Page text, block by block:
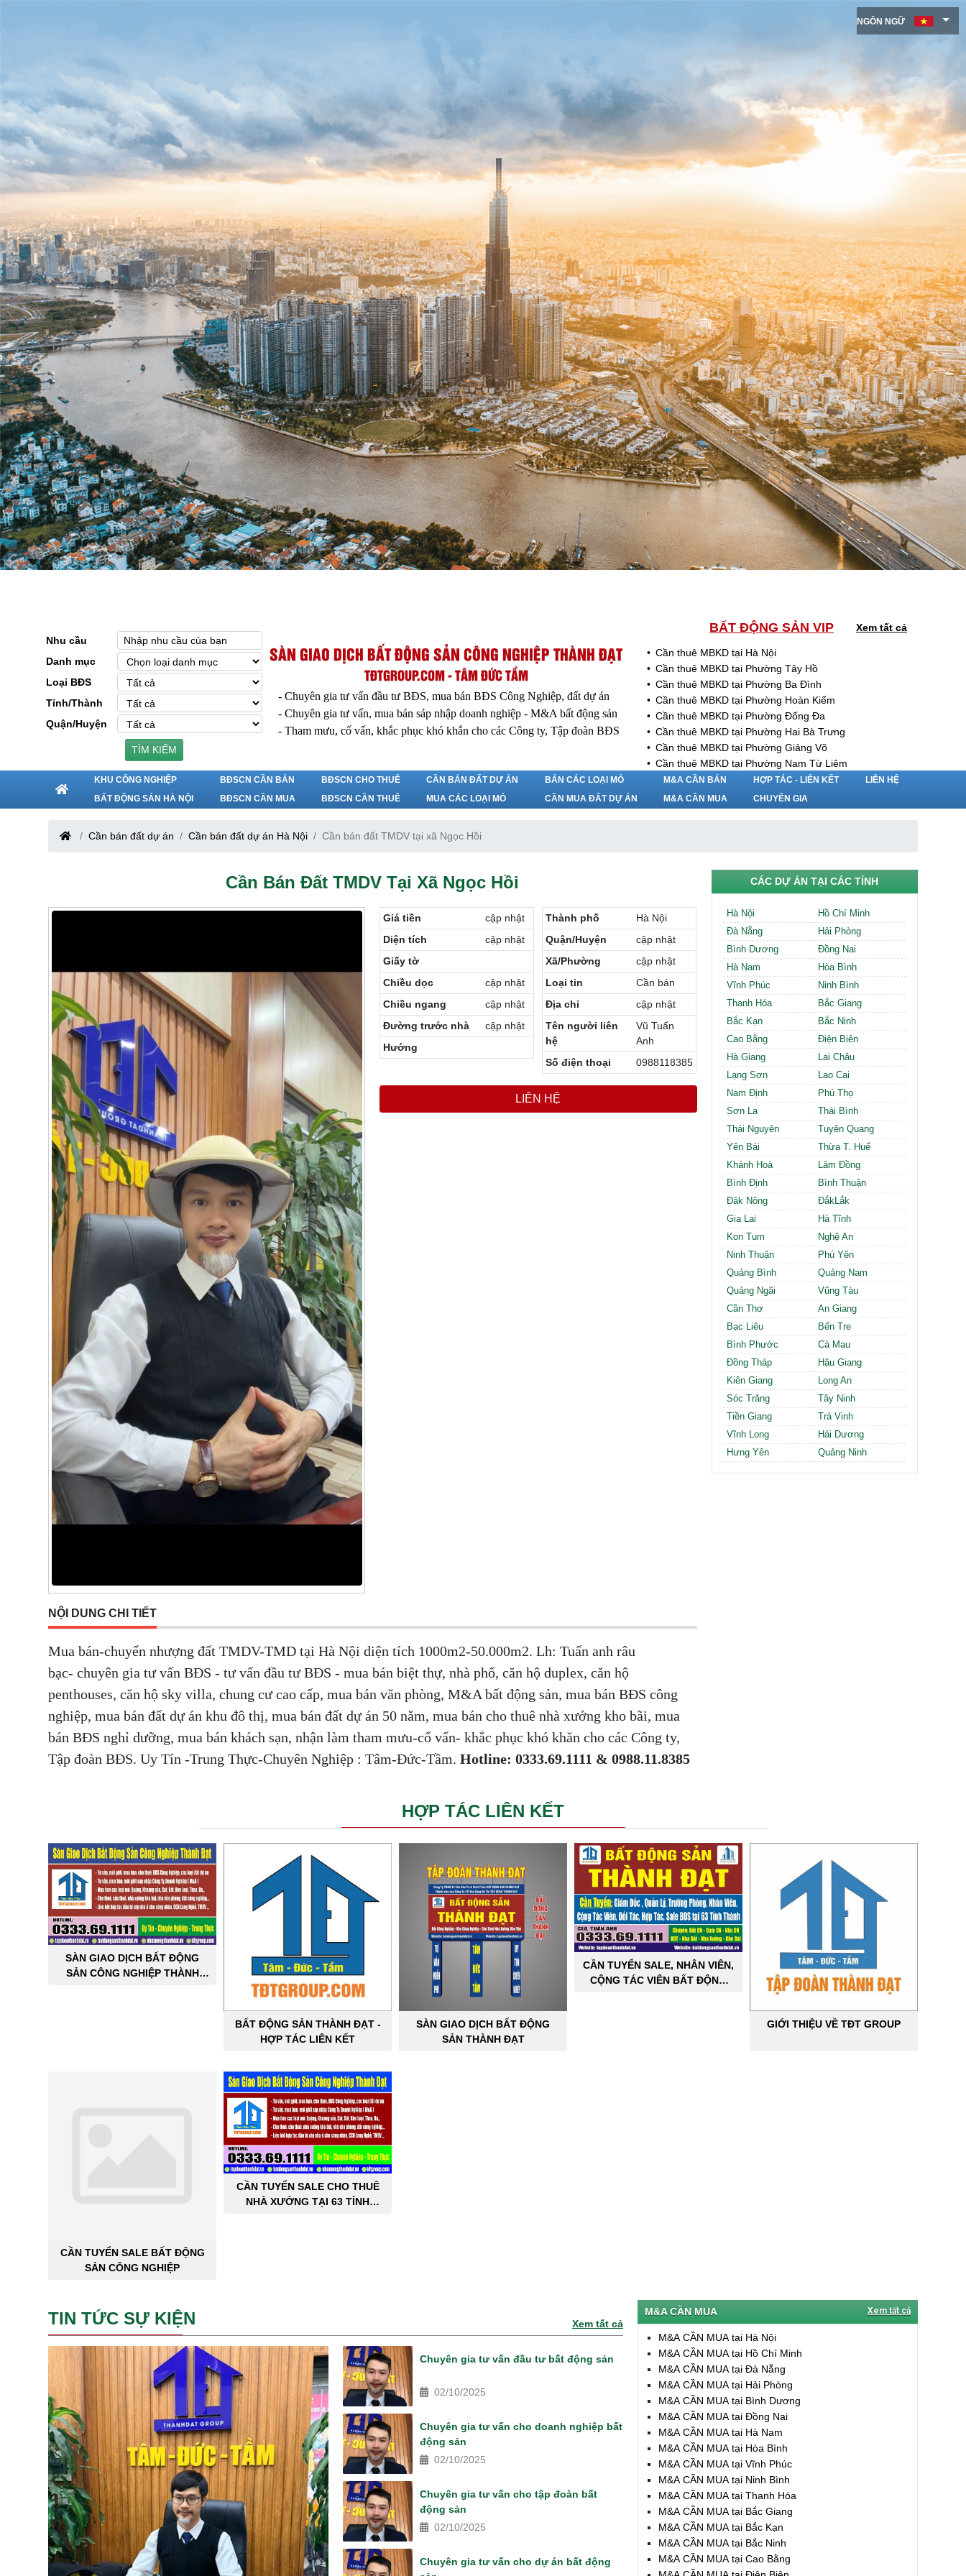
Nhu cầu
Danh mục
Loại BĐS
Tỉnh/Thành
Quận/Huyện
TÌM KIẾM
SÀN GIAO DỊCH BẤT ĐỘNG SẢN CÔNG NGHIỆP THÀNH ĐẠT
TĐTGROUP.COM - TÂM ĐỨC TẦM
- Chuyên gia tư vấn đầu tư BĐS, mua bán BĐS Công Nghiệp, đất dự án
- Chuyên gia tư vấn, mua bán sáp nhập doanh nghiệp - M&A bất động sản
- Tham mưu, cố vấn, khắc phục khó khắn cho các Công ty, Tập đoàn BĐS
BẤT ĐỘNG SẢN VIP Xem tất cả
Cần thuê MBKD tại Hà Nội
Cần thuê MBKD tại Phường Tây Hồ
Cần thuê MBKD tại Phường Ba Đình
Cần thuê MBKD tại Phường Hoàn Kiếm
Cần thuê MBKD tại Phường Đống Đa
Cần thuê MBKD tại Phường Hai Bà Trưng
Cần thuê MBKD tại Phường Giảng Võ
Cần thuê MBKD tại Phường Nam Từ Liêm
Cần thuê MBKD tại Phường Cầu Giấy
Cần thuê MBKD tại Phường Thanh Xuân
Cần thuê MBKD tại Phường Long Biên
Cần thuê MBKD tại Phường Yên Hòa
Cần thuê MBKD tại Phường Nghĩa Độ
Cần thuê MBKD tại Phường Phương Liệt
Cần thuê MBKD tại Phường Khương Đình
Cần thuê MBKD tại Phường Yên Sở
Cần thuê MBKD tại Phường Hoàng Liệt
Cần thuê MBKD tại Phường Định Công
Cần thuê MBKD tại Phường Tương Mai
Cần thuê MBKD tại Phường Vĩnh Hưng
Cần thuê MBKD tại Phường Lĩnh Nam
Cần thuê MBKD tại Phường Hồng Hà
Cần thuê MBKD tại Phường Láng
Cần thuê MBKD tại Phường Văn Miếu
Cần thuê MBKD tại Phường Kim Liên
Cần thuê MBKD tại Phường Bạch Mai
Cần thuê MBKD tại Phường Vĩnh Tuy
NGÔN NGỮ
KHU CÔNG NGHIỆP
BẤT ĐỘNG SẢN HÀ NỘI
BĐSCN CẦN BÁN
BĐSCN CẦN MUA
BĐSCN CHO THUÊ
BĐSCN CẦN THUÊ
CẦN BÁN ĐẤT DỰ ÁN
MUA CÁC LOẠI MỎ
BÁN CÁC LOẠI MỎ
CẦN MUA ĐẤT DỰ ÁN
M&A CẦN BÁN
M&A CẦN MUA
HỢP TÁC - LIÊN KẾT
CHUYÊN GIA
LIÊN HỆ
Cần bán đất dự án Cần bán đất dự án Hà Nội Cần bán đất TMDV tại xã Ngọc Hồi
Cần Bán Đất TMDV Tại Xã Ngọc Hồi
Giá tiền
cập nhật
Diện tích
cập nhật
Giấy tờ
Chiều dọc
cập nhật
Chiều ngang
cập nhật
Đường trước nhà
cập nhật
Hướng
Thành phố
Hà Nội
Quận/Huyện
cập nhật
Xã/Phường
cập nhật
Loại tin
Cần bán
Địa chỉ
cập nhật
Tên người liên
hệ
Vũ Tuấn
Anh
Số điện thoại
0988118385
LIÊN HỆ
NỘI DUNG CHI TIẾT
Mua bán-chuyển nhượng đất TMDV-TMD tại Hà Nội diện tích 1000m2-50.000m2. Lh: Tuấn anh râu
bạc- chuyên gia tư vấn BĐS - tư vấn đầu tư BĐS - mua bán biệt thự, nhà phố, căn hộ duplex, căn hộ
penthouses, căn hộ sky villa, chung cư cao cấp, mua bán văn phòng, M&A bất động sản, mua bán BĐS công
nghiệp, mua bán đất dự án khu đô thị, mua bán đất dự án 50 năm, mua bán cho thuê nhà xưởng kho bãi, mua
bán BĐS nghỉ dưỡng, mua bán khách sạn, nhận làm tham mưu-cố vấn- khắc phục khó khăn cho các Công ty,
Tập đoàn BĐS. Uy Tín -Trung Thực-Chuyên Nghiệp : Tâm-Đức-Tầm. Hotline: 0333.69.1111 & 0988.11.8385
CÁC DỰ ÁN TẠI CÁC TỈNH
Hà Nội
Hồ Chí Minh
Đà Nẵng
Hải Phòng
Bình Dương
Đồng Nai
Hà Nam
Hòa Bình
Vĩnh Phúc
Ninh Bình
Thanh Hóa
Bắc Giang
Bắc Kạn
Bắc Ninh
Cao Bằng
Điện Biên
Hà Giang
Lai Châu
Lạng Sơn
Lao Cai
Nam Định
Phú Thọ
Sơn La
Thái Bình
Thái Nguyên
Tuyên Quang
Yên Bái
Thừa T. Huế
Khánh Hoà
Lâm Đồng
Bình Định
Bình Thuận
Đăk Nông
ĐắkLắk
Gia Lai
Hà Tĩnh
Kon Tum
Nghệ An
Ninh Thuận
Phú Yên
Quảng Bình
Quảng Nam
Quảng Ngãi
Vũng Tàu
Cần Thơ
An Giang
Bạc Liêu
Bến Tre
Bình Phước
Cà Mau
Đồng Tháp
Hậu Giang
Kiên Giang
Long An
Sóc Trăng
Tây Ninh
Tiền Giang
Trà Vinh
Vĩnh Long
Hải Dương
Hưng Yên
Quảng Ninh
HỢP TÁC LIÊN KẾT
SÀN GIAO DỊCH BẤT ĐỘNG
SẢN CÔNG NGHIỆP THÀNH
BẤT ĐỘNG SẢN THÀNH ĐẠT -
HỢP TÁC LIÊN KẾT
SÀN GIAO DỊCH BẤT ĐỘNG
SẢN THÀNH ĐẠT
CẦN TUYỂN SALE, NHÂN VIÊN,
CỘNG TÁC VIÊN BẤT ĐỘNG
GIỚI THIỆU VỀ TĐT GROUP
CẦN TUYỂN SALE BẤT ĐỘNG
SẢN CÔNG NGHIỆP
CẦN TUYỂN SALE CHO THUÊ
NHÀ XƯỞNG TẠI 63 TỈNH
TIN TỨC SỰ KIỆN Xem tất cả
Chuyên gia tư vấn đầu tư bất động sản
02/10/2025
Chuyên gia tư vấn cho doanh nghiệp bất
động sản
02/10/2025
Chuyên gia tư vấn cho tập đoàn bất
động sản
02/10/2025
Chuyên gia tư vấn cho dự án bất động
M&A CẦN MUA Xem tất cả
M&A CẦN MUA tại Hà Nội
M&A CẦN MUA tại Hồ Chí Minh
M&A CẦN MUA tại Đà Nẵng
M&A CẦN MUA tại Hải Phòng
M&A CẦN MUA tại Bình Dương
M&A CẦN MUA tại Đồng Nai
M&A CẦN MUA tại Hà Nam
M&A CẦN MUA tại Hòa Bình
M&A CẦN MUA tại Vĩnh Phúc
M&A CẦN MUA tại Ninh Bình
M&A CẦN MUA tại Thanh Hóa
M&A CẦN MUA tại Bắc Giang
M&A CẦN MUA tại Bắc Kạn
M&A CẦN MUA tại Bắc Ninh
M&A CẦN MUA tại Cao Bằng